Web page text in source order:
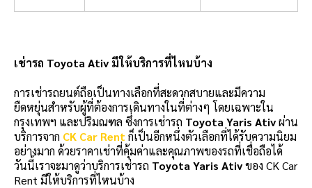
เช่ารถ Toyota Ativ มีให้บริการที่ไหนบ้าง
การเช่ารถยนต์ถือเป็นทางเลือกที่สะดวกสบายและมีความ
ยืดหยุ่นสำหรับผู้ที่ต้องการเดินทางในที่ต่างๆ โดยเฉพาะใน
กรุงเทพฯ และปริมณฑล ซึ่งการเช่ารถ Toyota Yaris Ativผ่าน
บริการจาก CK Car Rent ก็เป็นอีกหนึ่งตัวเลือกที่ได้รับความนิยม
อย่างมาก ด้วยราคาเช่าที่คุ้มค่าและคุณภาพของรถที่เชื่อถือได้
วันนี้เราจะมาดูว่าบริการเช่ารถ Toyota Yaris Ativของ CK Car
Rent มีให้บริการที่ไหนบ้าง